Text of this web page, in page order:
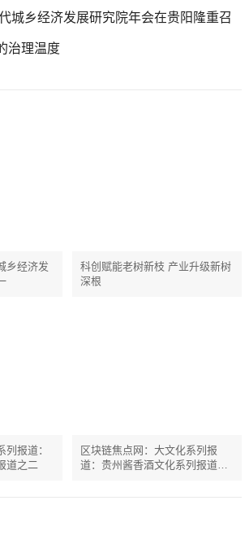
城乡经济发展研究院年会在贵阳隆重召
治理温度
乡经济发
科创赋能老树新枝 产业升级新树
深根
报道：
道之二
区块链焦点网：大文化系列报
道：贵州酱香酒文化系列报道之